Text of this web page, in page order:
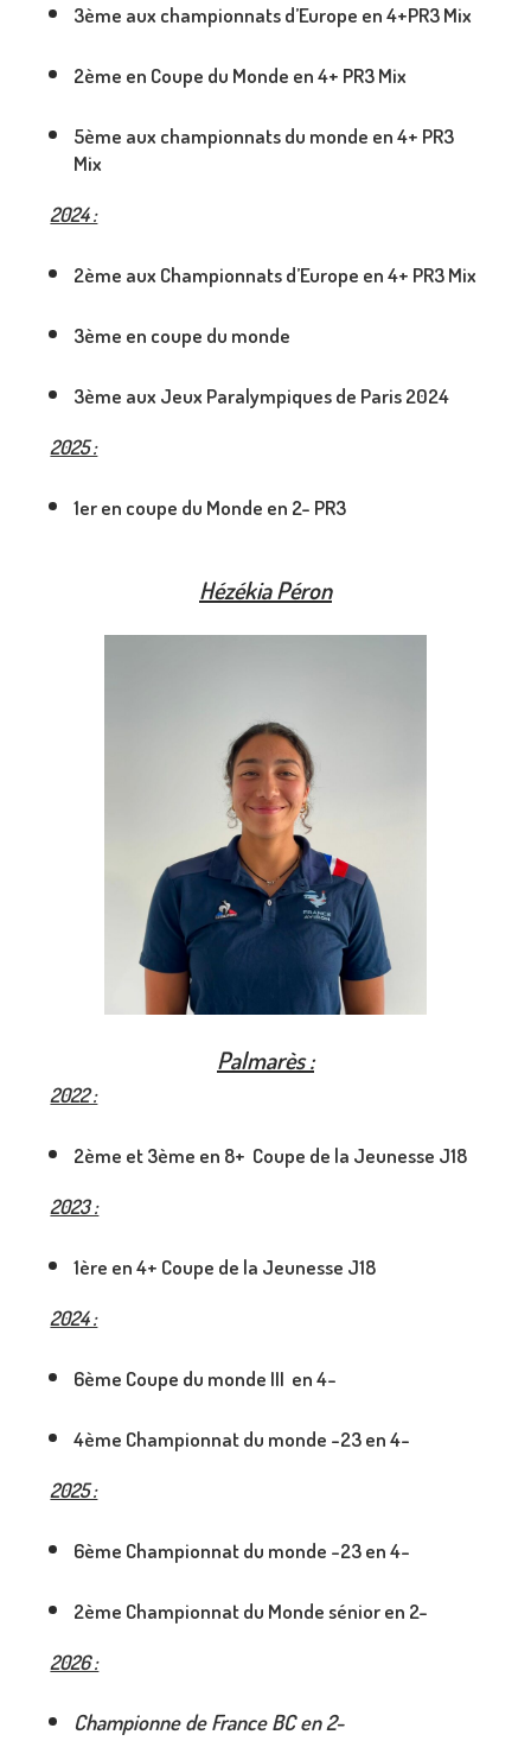
3ème aux championnats d’Europe en 4+PR3 Mix
2ème en Coupe du Monde en 4+ PR3 Mix
5ème aux championnats du monde en 4+ PR3
Mix
2024 :
2ème aux Championnats d’Europe en 4+ PR3 Mix
3ème en coupe du monde
3ème aux Jeux Paralympiques de Paris 2024
2025 :
1er en coupe du Monde en 2- PR3
Hézékia Péron
Palmarès :
2022 :
2ème et 3ème en 8+ Coupe de la Jeunesse J18
2023 :
1ère en 4+ Coupe de la Jeunesse J18
2024 :
6ème Coupe du monde III en 4-
4ème Championnat du monde -23 en 4-
2025 :
6ème Championnat du monde -23 en 4-
2ème Championnat du Monde sénior en 2-
2026 :
Championne de France BC en 2-